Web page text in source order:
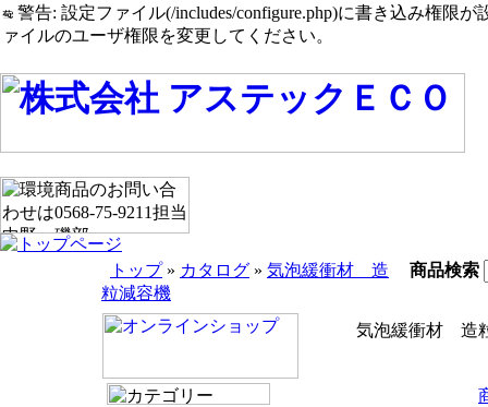
警告: 設定ファイル(/includes/configure.php)に書き込み権限が
ァイルのユーザ権限を変更してください。
トップ» カタログ » 気泡緩衝材 造
粒減容機
商品検索
気泡緩衝材 造